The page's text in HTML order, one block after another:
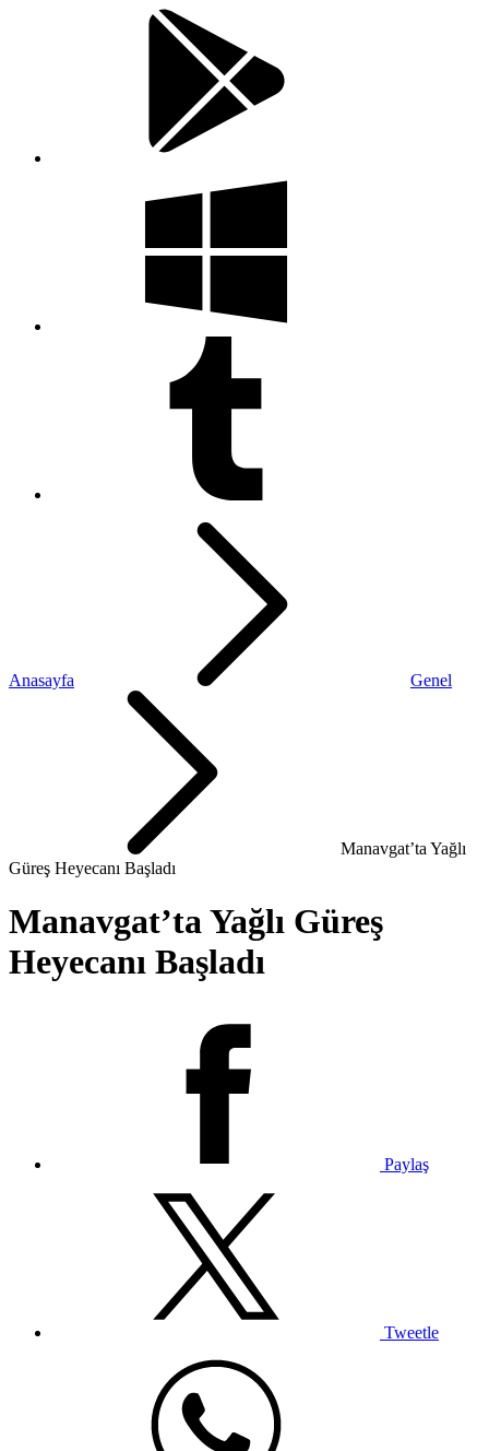
Anasayfa Genel
Manavgat’ta Yağlı
Güreş Heyecanı Başladı
Manavgat’ta Yağlı Güreş
Heyecanı Başladı
Paylaş
Tweetle